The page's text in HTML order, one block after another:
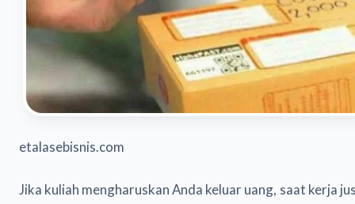
etalasebisnis.com
Jika kuliah mengharuskan Anda keluar uang, saat kerja